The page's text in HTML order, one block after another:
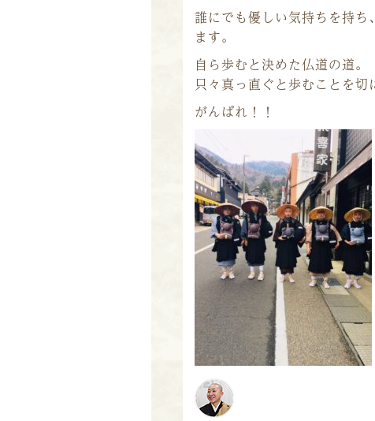
誰にでも優しい気持ちを持
ます。
自ら歩むと決めた仏道の道。
只々真っ直ぐと歩むことを切
がんばれ！！